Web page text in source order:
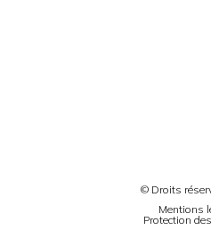
© Droits
Mentions
Protection